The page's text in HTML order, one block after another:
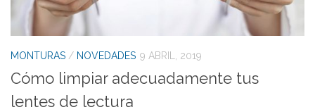
MONTURAS / NOVEDADES 9 ABRIL, 2019
Cómo limpiar adecuadamente tus
lentes de lectura